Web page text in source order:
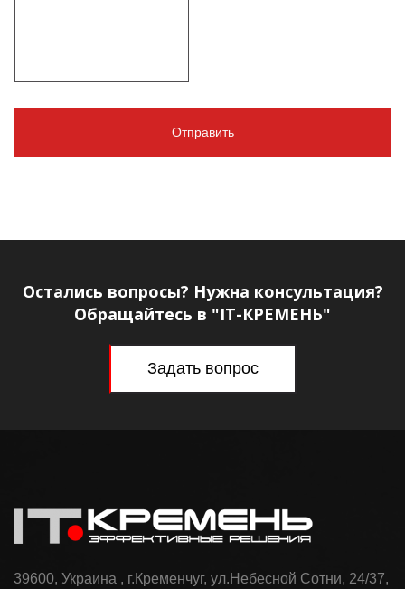
Остались вопросы? Нужна консультация?
Обращайтесь в "IT-КРЕМЕНЬ"
Задать вопрос
39600, Украина , г.Кременчуг, ул.Небесной Сотни, 24/37,